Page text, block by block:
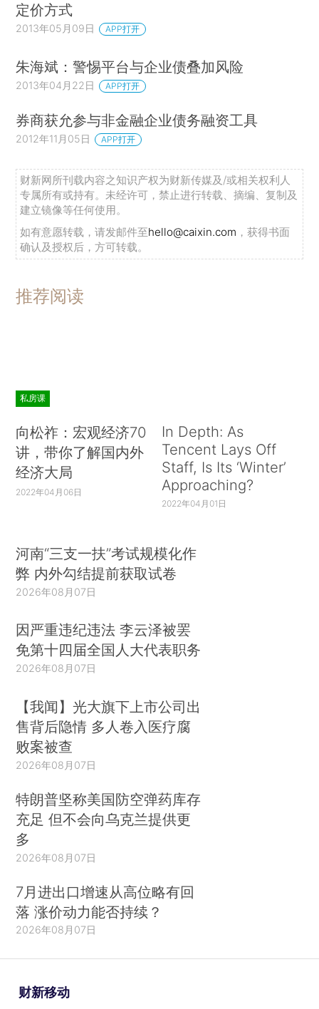
定价方式
2013年05月09日 APP打开
朱海斌：警惕平台与企业债叠加风险
2013年04月22日 APP打开
券商获允参与非金融企业债务融资工具
2012年11月05日 APP打开
财新网所刊载内容之知识产权为财新传媒及/或相关权利人
专属所有或持有。未经许可，禁止进行转载、摘编、复制及
建立镜像等任何使用。
如有意愿转载，请发邮件至hello@caixin.com ，获得书面
确认及授权后，方可转载。
推荐阅读
私房课
向松祚：宏观经济70
讲，带你了解国内外
经济大局
2022年04月06日
In Depth: As
Tencent Lays Off
Staff, Is Its ‘Winter’
Approaching?
2022年04月01日
河南“三支一扶”考试规模化作
弊 内外勾结提前获取试卷
2026年08月07日
因严重违纪违法 李云泽被罢
免第十四届全国人大代表职务
2026年08月07日
【我闻】光大旗下上市公司出
售背后隐情 多人卷入医疗腐
败案被查
2026年08月07日
特朗普坚称美国防空弹药库存
充足 但不会向乌克兰提供更
多
2026年08月07日
7月进出口增速从高位略有回
落 涨价动力能否持续？
2026年08月07日
财新移动